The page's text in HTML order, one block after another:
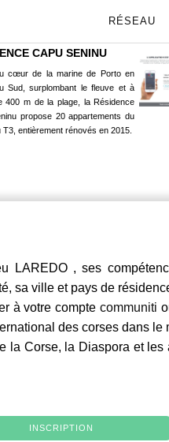
RÉSEAU
CAPU SENINU
cœur de la marine de Porto en
Sud, surplombant le fleuve et à
400 m de la plage, la Résidence
propose 20 appartements du
T3, entièrement rénovés en 2015.
LAREDO , ses
sa ville et pays de
à votre comptecommuniti
des corses dans le
la Corse, la Diaspora et les
INSCRIPTION